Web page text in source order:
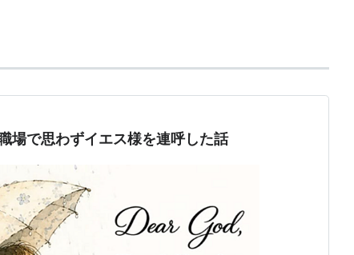
ビスが開始。
ボードへ張りつけコレクション
像を自分のボードに貼りつける手法
ね！をおしてコレクション
ントを残すことができる
ォローし合う機能
場で思わずイエス様を連呼した話